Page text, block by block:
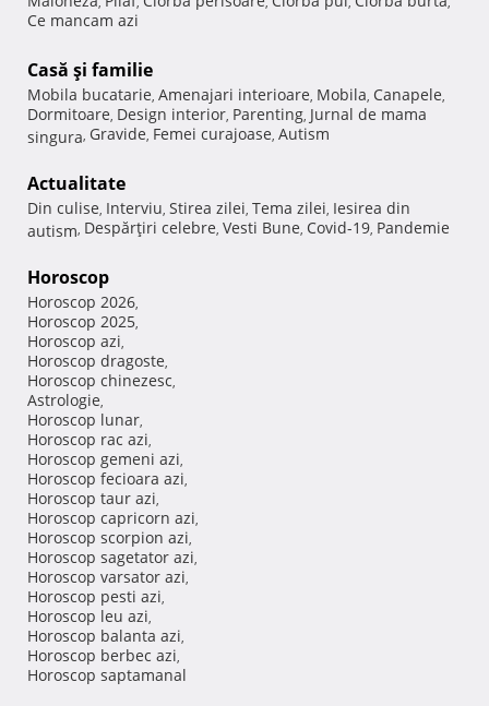
Ce mancam azi
Casă şi familie
Mobila bucatarie, Amenajari interioare, Mobila, Canapele,
Dormitoare, Design interior, Parenting, Jurnal de mama
singura, Gravide, Femei curajoase, Autism
Actualitate
Din culise, Interviu, Stirea zilei, Tema zilei, Iesirea din
autism, Despărţiri celebre, Vesti Bune, Covid-19, Pandemie
Horoscop
Horoscop 2026,
Horoscop 2025,
Horoscop azi,
Horoscop dragoste,
Horoscop chinezesc,
Astrologie,
Horoscop lunar,
Horoscop rac azi,
Horoscop gemeni azi,
Horoscop fecioara azi,
Horoscop taur azi,
Horoscop capricorn azi,
Horoscop scorpion azi,
Horoscop sagetator azi,
Horoscop varsator azi,
Horoscop pesti azi,
Horoscop leu azi,
Horoscop balanta azi,
Horoscop berbec azi,
Horoscop saptamanal